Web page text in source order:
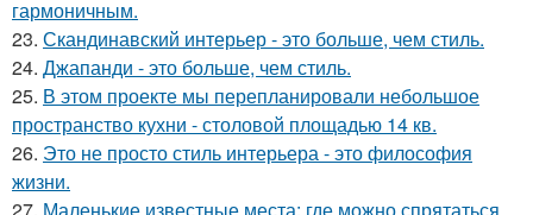
гармоничным.
23. Скандинавский интерьер - это больше, чем стиль.
24. Джапанди - это больше, чем стиль.
25. В этом проекте мы перепланировали небольшое
пространство кухни - столовой площадью 14 кв.
26. Это не просто стиль интерьера - это философия
жизни.